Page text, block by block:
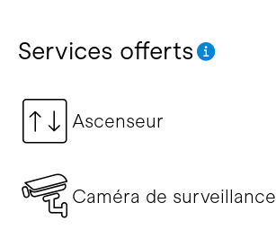
Services offerts
Ascenseur
Caméra de surveillance